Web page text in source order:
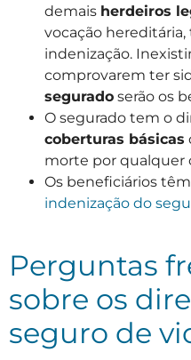
demais herdeiros
vocação
indenização.
comprovarem ter
segurado serão os
O segurado tem o
coberturas básicas
morte por qualquer
Os beneficiários
indenização do
Perguntas
sobre os
seguro de